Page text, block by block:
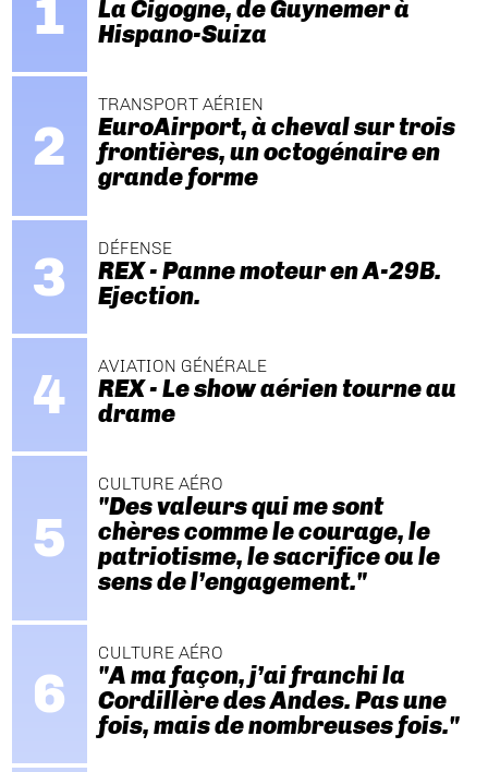
La Cigogne, de Guynemer à
Hispano-Suiza
TRANSPORT AÉRIEN
EuroAirport, à cheval sur trois
frontières, un octogénaire en
grande forme
DÉFENSE
REX - Panne moteur en A-29B.
Ejection.
AVIATION GÉNÉRALE
REX - Le show aérien tourne au
drame
CULTURE AÉRO
"Des valeurs qui me sont
chères comme le courage, le
patriotisme, le sacrifice ou le
sens de l’engagement."
CULTURE AÉRO
"A ma façon, j’ai franchi la
Cordillère des Andes. Pas une
fois, mais de nombreuses fois."